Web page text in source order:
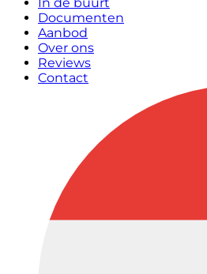
Documenten
Aanbod
Over ons
Reviews
Contact